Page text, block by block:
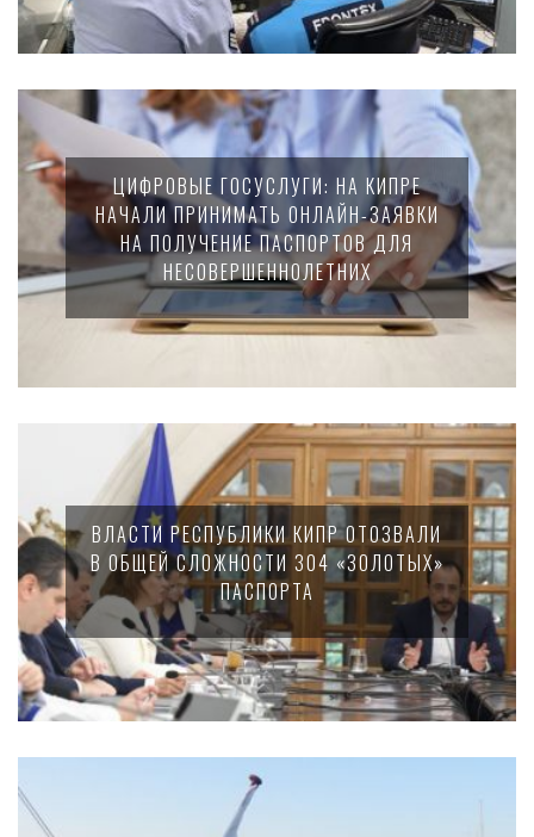
ЦИФРОВЫЕ ГОСУСЛУГИ: НА КИПРЕ
НАЧАЛИ ПРИНИМАТЬ ОНЛАЙН-ЗАЯВКИ
НА ПОЛУЧЕНИЕ ПАСПОРТОВ ДЛЯ
НЕСОВЕРШЕННОЛЕТНИХ
ВЛАСТИ РЕСПУБЛИКИ КИПР ОТОЗВАЛИ
В ОБЩЕЙ СЛОЖНОСТИ 304 «ЗОЛОТЫХ»
ПАСПОРТА